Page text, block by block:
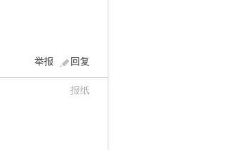
回复
举报
报纸